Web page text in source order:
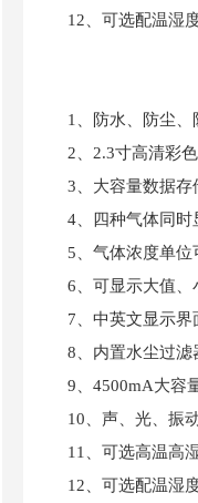
12、可选配温湿
1、防水、防尘
2、2.3寸高清彩
3、大容量数据存
4、四种气体同时
5、气体浓度单位
6、可显示大值、
7、中英文显示界
8、内置水尘过
9、4500mA大容
10、声、光、振
11、可选高温高
12、可选配温湿